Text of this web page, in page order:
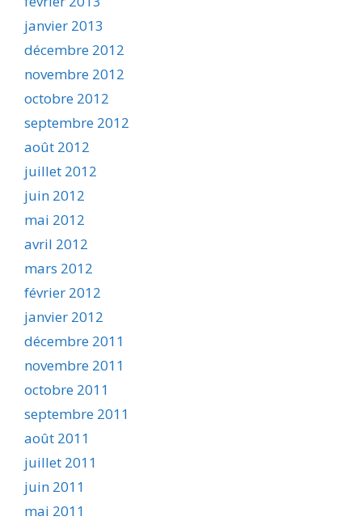
janvier 2013
décembre 2012
novembre 2012
octobre 2012
septembre 2012
août 2012
juillet 2012
juin 2012
mai 2012
avril 2012
mars 2012
février 2012
janvier 2012
décembre 2011
novembre 2011
octobre 2011
septembre 2011
août 2011
juillet 2011
juin 2011
mai 2011